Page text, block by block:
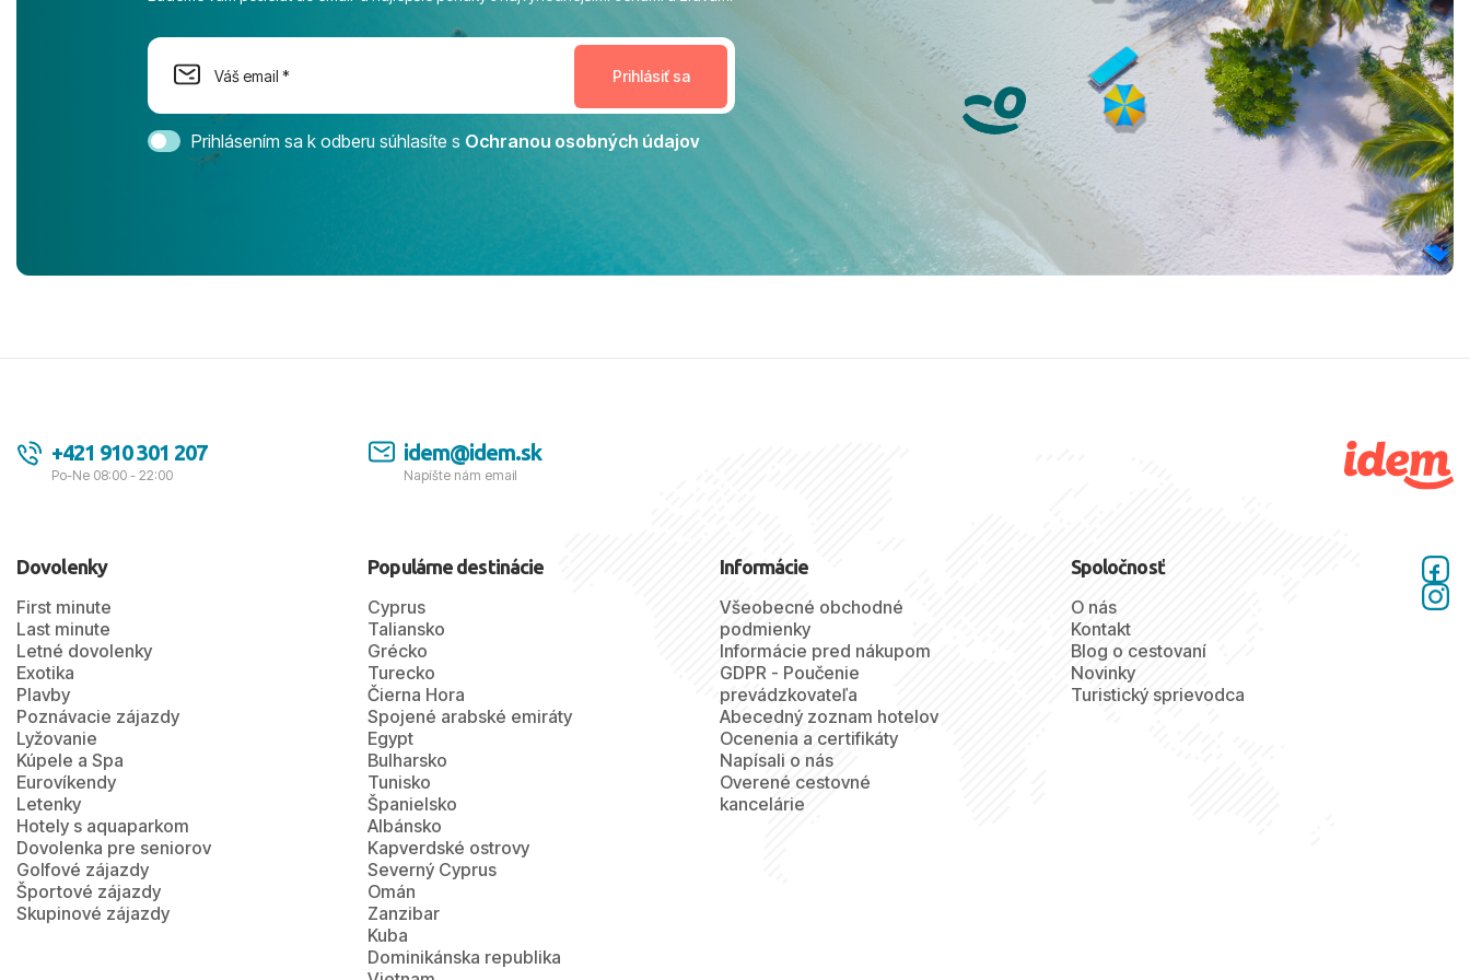
na moment nenudil, no zároveň bol
dostatok priestoru na dokonalý relax. ​
Magic Life Jacaranda môžeme s čistým
svedomím odporučiť každému, kto hľadá
bezstarostnú dovolenku na vysokej
úrovni. Všetko bolo zabezpečené na
tešíme, kam s nami vyrazíte nabudúce!
Ďakujeme za skvelé spomienky. ​S
pozdravom a prianím mnohých ďalších
Prihlásením sa k odberu súhlasíte s Ochranou osobných údajov
+421 910 301 207
Po-Ne 08:00 - 22:00
idem@idem.sk
Napíšte nám email
Dovolenky
First minute
Last minute
Letné dovolenky
Exotika
Plavby
Poznávacie zájazdy
Lyžovanie
Kúpele a Spa
Eurovíkendy
Letenky
Hotely s aquaparkom
Dovolenka pre seniorov
Golfové zájazdy
Športové zájazdy
Skupinové zájazdy
Populárne destinácie
Cyprus
Taliansko
Grécko
Turecko
Čierna Hora
Spojené arabské emiráty
Egypt
Bulharsko
Tunisko
Španielsko
Albánsko
Kapverdské ostrovy
Severný Cyprus
Omán
Zanzibar
Kuba
Dominikánska republika
Informácie
Všeobecné obchodné
podmienky
Informácie pred nákupom
GDPR - Poučenie
prevádzkovateľa
Abecedný zoznam hotelov
Ocenenia a certifikáty
Napísali o nás
Overené cestovné
kancelárie
Spoločnosť
O nás
Kontakt
Blog o cestovaní
Novinky
Turistický sprievodca